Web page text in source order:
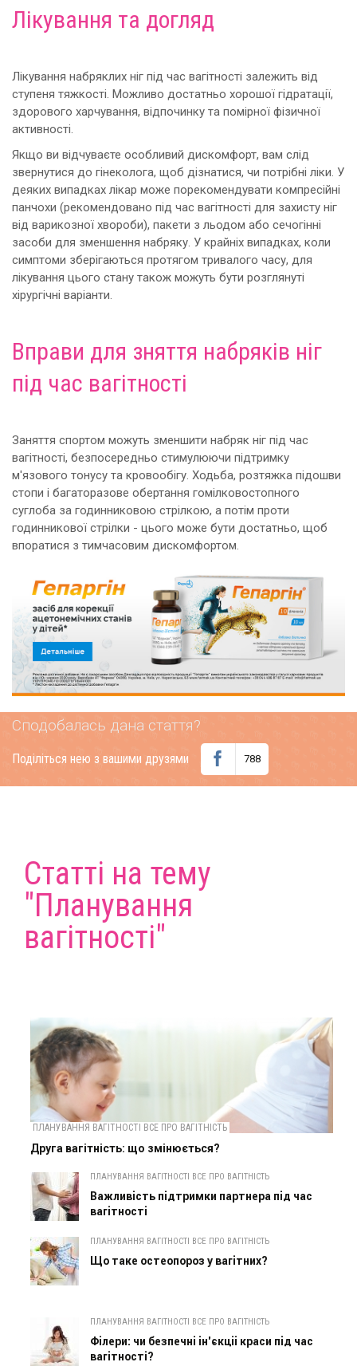
Лікування та догляд
Лікування набряклих ніг під час вагітності залежить від
ступеня тяжкості. Можливо достатньо хорошої гідратації,
здорового харчування, відпочинку та помірної фізичної
активності.
Якщо ви відчуваєте особливий дискомфорт, вам слід
звернутися до гінеколога, щоб дізнатися, чи потрібні ліки. У
деяких випадках лікар може порекомендувати компресійні
панчохи (рекомендовано під час вагітності для захисту ніг
від варикозної хвороби), пакети з льодом або сечогінні
засоби для зменшення набряку. У крайніх випадках, коли
симптоми зберігаються протягом тривалого часу, для
лікування цього стану також можуть бути розглянуті
хірургічні варіанти.
Вправи для зняття набряків ніг
під час вагітності
Заняття спортом можуть зменшити набряк ніг під час
вагітності, безпосередньо стимулюючи підтримку
м'язового тонусу та кровообігу. Ходьба, розтяжка підошви
стопи і багаторазове обертання гомілковостопного
суглоба за годинниковою стрілкою, а потім проти
годинникової стрілки - цього може бути достатньо, щоб
впоратися з тимчасовим дискомфортом.
Сподобалась дана стаття?
Поділіться нею з вашими друзями 788
Статті на тему
"Планування
вагітності"
ПЛАНУВАННЯ ВАГІТНОСТІ ВСЕ ПРО ВАГІТНІСТЬ
Друга вагітність: що змінюється?
ПЛАНУВАННЯ ВАГІТНОСТІ ВСЕ ПРО ВАГІТНІСТЬ
Важливість підтримки партнера під час
вагітності
ПЛАНУВАННЯ ВАГІТНОСТІ ВСЕ ПРО ВАГІТНІСТЬ
Що таке остеопороз у вагітних?
ПЛАНУВАННЯ ВАГІТНОСТІ ВСЕ ПРО ВАГІТНІСТЬ
Філери: чи безпечні ін'єкціі краси під час
вагітності?